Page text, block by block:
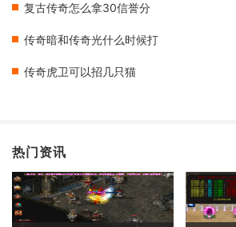
复古传奇怎么拿30信誉分
传奇暗和传奇光什么时候打
传奇虎卫可以招几只猫
热门资讯